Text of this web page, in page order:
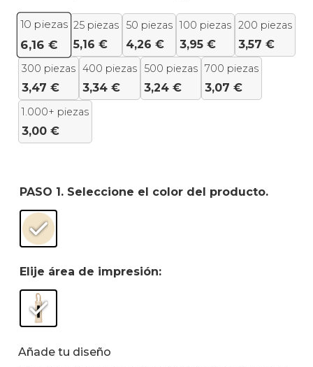
10 piezas
6,16 €
25 piezas
5,16 €
50 piezas
4,26 €
100 piezas
3,95 €
200 piezas
3,57 €
300 piezas
3,47 €
400 piezas
3,34 €
500 piezas
3,24 €
700 piezas
3,07 €
1.000+ piezas
3,00 €
PASO 1. Seleccione el color del producto.
Elije área de impresión:
Añade tu diseño